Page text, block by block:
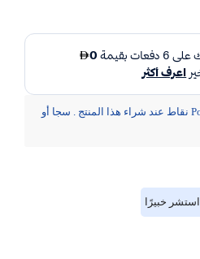
يحصل الأعضاء على 14 Points نقاط عند شراء هذا المنتج . سجا أو
استشر خبيرًا